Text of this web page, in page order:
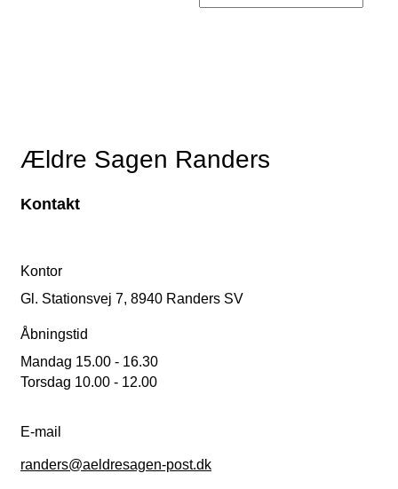
Ældre Sagen Randers
Kontakt
Kontor
Gl. Stationsvej 7, 8940 Randers SV
Åbningstid
Mandag 15.00 - 16.30
Torsdag 10.00 - 12.00
E-mail
randers@aeldresagen-post.dk